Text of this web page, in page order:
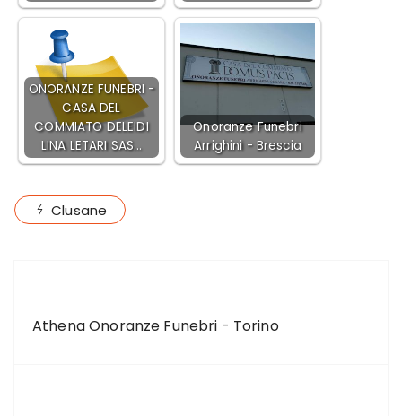
ONORANZE FUNEBRI -
CASA DEL
COMMIATO DELEIDI
LINA LETARI SAS…
Onoranze Funebri
Arrighini - Brescia
Clusane
Athena Onoranze Funebri - Torino